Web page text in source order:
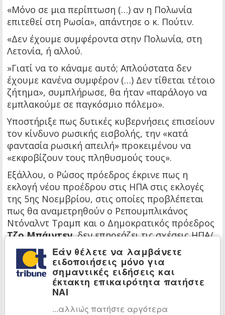
«Μόνο σε μια περίπτωση (…) αν η Πολωνία
επιτεθεί στη Ρωσία», απάντησε ο κ. Πούτιν.
«Δεν έχουμε συμφέροντα στην Πολωνία, στη
Λετονία, ή αλλού.
»Γιατί να το κάναμε αυτό; Απλούστατα δεν
έχουμε κανένα συμφέρον (…) Δεν τίθεται τέτοιο
ζήτημα», συμπλήρωσε, θα ήταν «παράλογο να
εμπλακούμε σε παγκόσμιο πόλεμο».
Υποστήριξε πως δυτικές κυβερνήσεις επισείουν
τον κίνδυνο ρωσικής εισβολής, την «κατά
φαντασία ρωσική απειλή» προκειμένου να
«εκφοβίζουν τους πληθυσμούς τους».
Εξάλλου, ο Ρώσος πρόεδρος έκρινε πως η
εκλογή νέου προέδρου στις ΗΠΑ στις εκλογές
της 5ης Νοεμβρίου, στις οποίες προβλέπεται
πως θα αναμετρηθούν ο Ρεπουμπλικάνος
Ντόναλντ Τραμπ και ο Δημοκρατικός πρόεδρος
Τζο Μπάιντεν, δεν επηρεάζει τις σχέσεις ΗΠΑ/
Ρωσίας.
«Με ρωτάτε αν θα άλλαζε κάτι αν αναλάμβανε
νέος ηγέτης.
»Δεν τίθεται θέμα για το ποιος είναι ηγέτης, για
την προσωπικότητα κάποιου ηγέτη», τόνισε ο
Εάν θέλετε να λαμβάνετε
ειδοποιήσεις μόνο για
σημαντικές ειδήσεις και
έκτακτη επικαιρότητα πατήστε
ΝΑΙ
...αλλιώς πατήστε αργότερα